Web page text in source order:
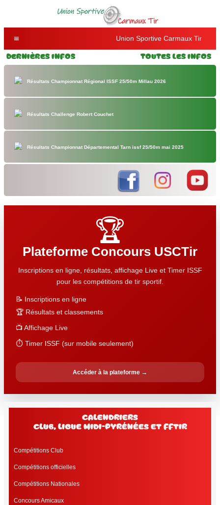
Union Sportive Carmaux Tir
Dernières Infos Toutes les Infos
Résultats Championnat Régional ISSF 25/50m Millau 2026
Résultats Challenge Robert Couchet
Résultats Championnat Départemental Tarn issf 25/50m mai 2025
🏆
Plateforme Concours USCTir
Inscriptions en ligne, résultats, affichage Live et Timer ISSF
pour les compétitions de tir sportif.
📝 Inscriptions en ligne
🏆 Résultats et classements
📺 Affichage Live
⏱️ Timer ISSF (sur mobile seulement)
Accéder à la plateforme →
Calendriers
club, Ligue Midi-Pyrénées et FFtir
Compétitions Club
Compétitions officielles
Compétitions Nationales
Concours Amicaux